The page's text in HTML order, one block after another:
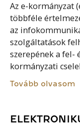
Az e-kormányzat
többféle
az
szolgáltatások
szerepének a fel-
kormányzati
Tovább olvasom